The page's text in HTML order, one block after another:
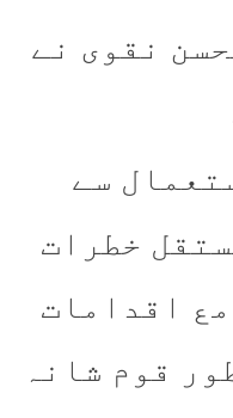
نقوی نے
سے
خطرات
اقدامات
قوم شانہ